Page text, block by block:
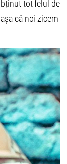
tot felul de
că noi zicem